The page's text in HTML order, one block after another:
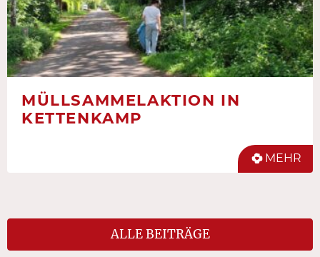
MÜLLSAMMELAKTION IN
KETTENKAMP
MEHR
ALLE BEITRÄGE